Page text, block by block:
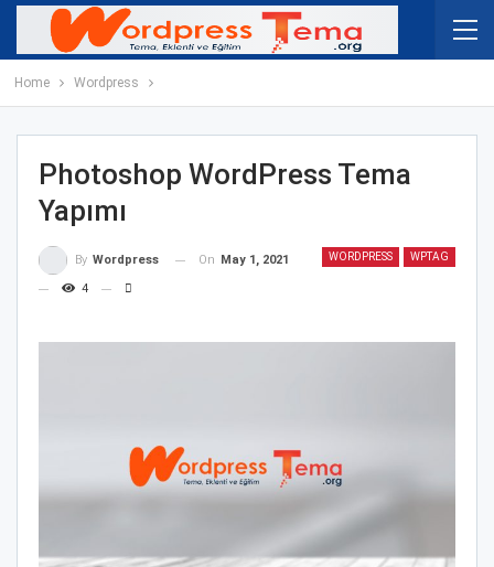
Home Wordpress
Photoshop WordPress Tema
Yapımı
WORDPRESS WPTAG
By Wordpress On May 1, 2021
4